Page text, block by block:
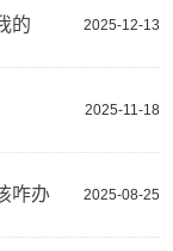
2025-12-13
的
2025-11-18
2025-08-25
咋办